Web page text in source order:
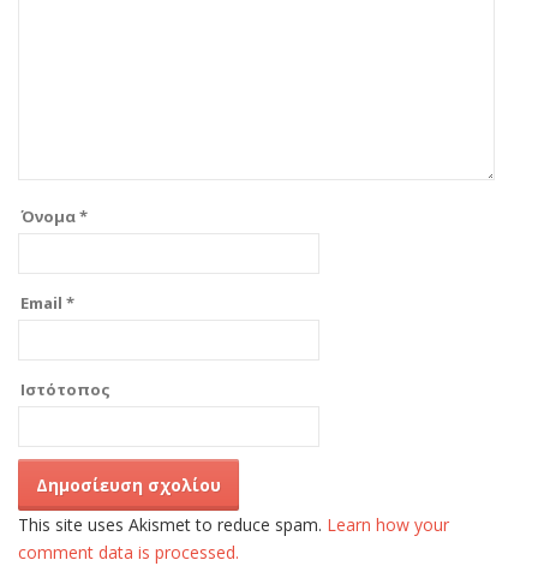
Όνομα*
Email *
Ιστότοπος
This site uses Akismet to reduce spam. Learn how your
comment data is processed.